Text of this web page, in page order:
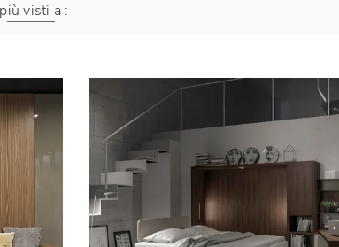
visti a :